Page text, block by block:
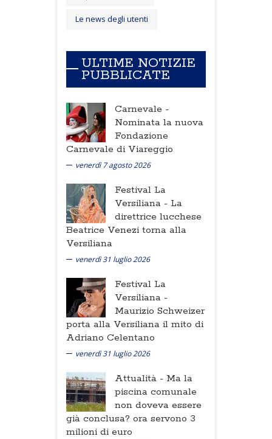
Le news degli utenti
ULTIME NOTIZIE
PUBBLICATE
Carnevale -
Nominata la nuova
Fondazione
Carnevale di Viareggio
venerdì 7 agosto 2026
Festival La
Versiliana - La
direttrice lucchese
Beatrice Venezi torna alla
Versiliana
venerdì 31 luglio 2026
Festival La
Versiliana -
Maurizio Schweizer
porta alla Versiliana il mito di
Adriano Celentano
venerdì 31 luglio 2026
Attualità - Ma la
piscina comunale
non doveva essere
già conclusa? ora servono 3
milioni di euro